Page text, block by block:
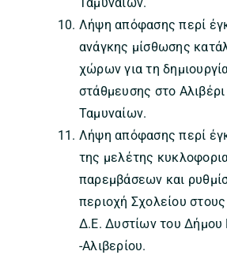
Λήψη απόφασης περί
ανάγκης μίσθωσης
χώρων για τη
στάθμευσης στο
Ταμυναίων.
Λήψη απόφασης περί
της μελέτης
παρεμβάσεων και
περιοχή Σχολείου
Δ.Ε. Δυστίων του Δήμου
-Αλιβερίου.